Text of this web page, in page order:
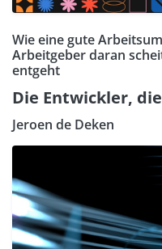
Wie eine gute
Arbeitgeber daran
entgeht
Die Entwickler,
Jeroen de Deken